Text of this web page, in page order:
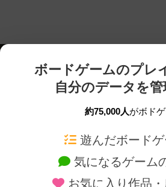
ボードゲームのプレ
自分のデータを
約75,000人がボド
遊んだボード
気になるゲーム
お気に入り作品
ボードゲームを検索する